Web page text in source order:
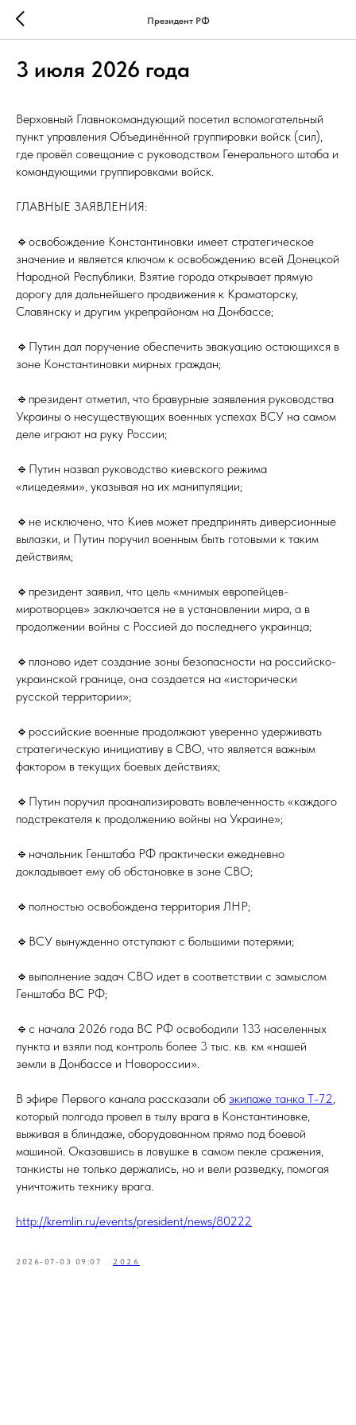
Президент РФ
3 июля 2026 года
Верховный Главнокомандующий посетил вспомогательный
пункт управления Объединённой группировки войск (сил),
где провёл совещание с руководством Генерального штаба и
командующими группировками войск.
ГЛАВНЫЕ ЗАЯВЛЕНИЯ:
🔹освобождение Константиновки имеет стратегическое
значение и является ключом к освобождению всей Донецкой
Народной Республики. Взятие города открывает прямую
дорогу для дальнейшего продвижения к Краматорску,
Славянску и другим укрепрайонам на Донбассе;
🔹Путин дал поручение обеспечить эвакуацию остающихся в
зоне Константиновки мирных граждан;
🔹президент отметил, что бравурные заявления руководства
Украины о несуществующих военных успехах ВСУ на самом
деле играют на руку России;
🔹Путин назвал руководство киевского режима
«лицедеями», указывая на их манипуляции;
🔹не исключено, что Киев может предпринять диверсионные
вылазки, и Путин поручил военным быть готовыми к таким
действиям;
🔹президент заявил, что цель «мнимых европейцев-
миротворцев» заключается не в установлении мира, а в
продолжении войны с Россией до последнего украинца;
🔹планово идет создание зоны безопасности на российско-
украинской границе, она создается на «исторически
русской территории»;
🔹российские военные продолжают уверенно удерживать
стратегическую инициативу в СВО, что является важным
фактором в текущих боевых действиях;
🔹Путин поручил проанализировать вовлеченность «каждого
подстрекателя к продолжению войны на Украине»;
🔹начальник Генштаба РФ практически ежедневно
докладывает ему об обстановке в зоне СВО;
🔹полностью освобождена территория ЛНР;
🔹ВСУ вынужденно отступают с большими потерями;
🔹выполнение задач СВО идет в соответствии с замыслом
Генштаба ВС РФ;
🔹с начала 2026 года ВС РФ освободили 133 населенных
пункта и взяли под контроль более 3 тыс. кв. км «нашей
земли в Донбассе и Новороссии».
В эфире Первого канала рассказали об экипаже танка Т-72,
который полгода провел в тылу врага в Константиновке,
выживая в блиндаже, оборудованном прямо под боевой
машиной. Оказавшись в ловушке в самом пекле сражения,
танкисты не только держались, но и вели разведку, помогая
уничтожить технику врага.
http://kremlin.ru/events/president/news/80222
2026-07-03 09:07 2026